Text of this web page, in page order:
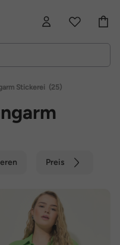
Stickerei (25)
Preis